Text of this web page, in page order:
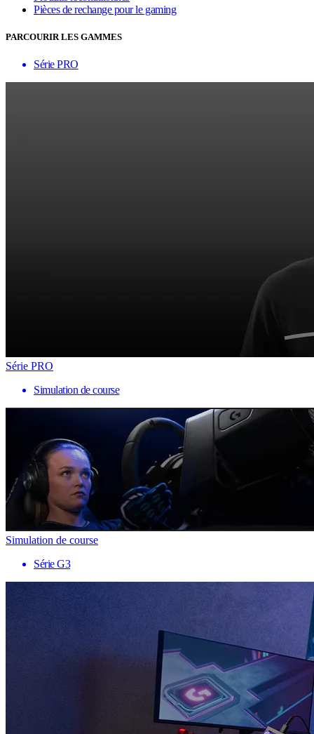
Pièces de rechange pour le gaming
PARCOURIR LES GAMMES
Série PRO
Série PRO
Simulation de course
Simulation de course
Série G3